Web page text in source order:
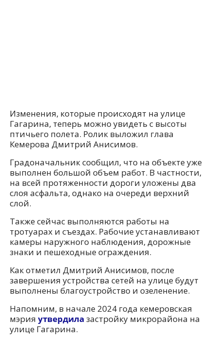
Изменения, которые происходят на улице
Гагарина, теперь можно увидеть с высоты
птичьего полета. Ролик выложил глава
Кемерова Дмитрий Анисимов.
Градоначальник сообщил, что на объекте уже
выполнен большой объем работ. В частности,
на всей протяженности дороги уложены два
слоя асфальта, однако на очереди верхний
слой.
Также сейчас выполняются работы на
тротуарах и съездах. Рабочие устанавливают
камеры наружного наблюдения, дорожные
знаки и пешеходные ограждения.
Как отметил Дмитрий Анисимов, после
завершения устройства сетей на улице будут
выполнены благоустройство и озеленение.
Напомним, в начале 2024 года кемеровская
мэрия утвердила застройку микрорайона на
улице Гагарина.